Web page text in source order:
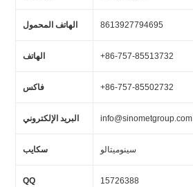
الهاتف المحمول 8613927794695
الهاتف +86-757-85513732
فاكس +86-757-85502732
البريد الإلكتروني info@sinometgroup.com
سكايب سينوميتالو
QQ 15726388